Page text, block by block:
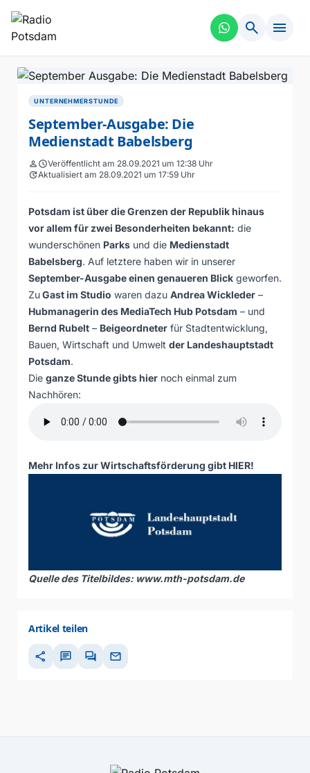
search menu
UNTERNEHMERSTUNDE
September-Ausgabe: Die
Medienstadt Babelsberg
personscheduleVeröffentlicht am 28.09.2021 um 12:38 Uhr
updateAktualisiert am 28.09.2021 um 17:59 Uhr
Potsdam ist über die Grenzen der Republik hinaus
vor allem für zwei Besonderheiten bekannt: die
wunderschönen Parks und die Medienstadt
Babelsberg. Auf letztere haben wir in unserer
September-Ausgabe einen genaueren Blick geworfen.
ZuGast im Studio waren dazu Andrea Wickleder –
Hubmanagerin des MediaTech Hub Potsdam – und
Bernd Rubelt – Beigeordneter für Stadtentwicklung,
Bauen, Wirtschaft und Umwelt der Landeshauptstadt
Potsdam.
Die ganze Stunde gibts hier noch einmal zum
Nachhören:
Mehr Infos zur Wirtschaftsförderung gibt HIER!
Quelle des Titelbildes: www.mth-potsdam.de
Artikel teilen
share chat forum mail